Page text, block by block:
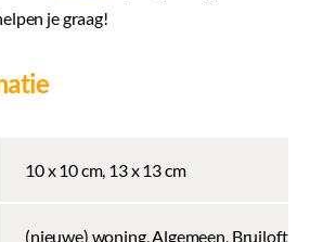
je graag!
10 x 10 cm, 13 x 13 cm
(nieuwe) woning, Algemeen, Bruiloft